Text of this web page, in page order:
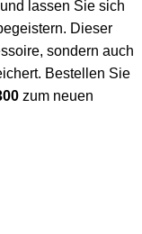
lassen Sie sich
Dieser
sondern auch
Bestellen Sie
zum neuen